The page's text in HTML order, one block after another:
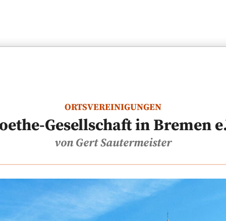
ORTSVEREINIGUNGEN
Gesellschaft in Bremen
von Gert Sautermeister